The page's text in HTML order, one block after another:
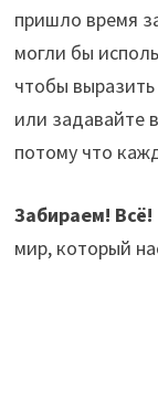
пришло время
могли бы
чтобы
или задавайте
потому что
Забираем! Всё!
мир, который